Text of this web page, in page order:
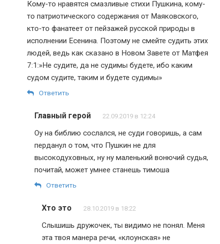
Кому-то нравятся смазливые стихи Пушкина, кому-
то патриотического содержания от Маяковского,
кто-то фанатеет от пейзажей русской природы в
исполнении Есенина. Поэтому не смейте судить этих
людей, ведь как сказано в Новом Завете от Матфея
7:1:»Не судите, да не судимы будете, ибо каким
судом судите, таким и будете судимы»
Ответить
Главный герой 22.09.2019 в 12:24
Оу на библию сослался, не суди говоришь, а сам
перданул о том, что Пушкин не для
высокодуховных, ну ну маленький вонючий судья,
почитай, может умнее станешь тимоша
Ответить
Хто это 28.10.2019 в 18:22
Слышишь дружочек, ты видимо не понял. Меня
эта твоя манера речи, «клоунская» не